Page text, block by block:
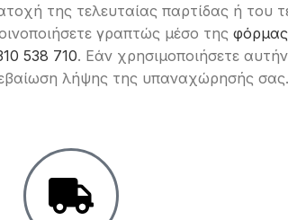
της τελευταίας παρτίδας ή του
γραπτώς μέσο της φόρμας
538 710. Εάν χρησιμοποιήσετε
λήψης της υπαναχώρησής σας.